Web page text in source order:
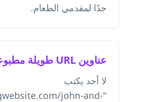
جدًا لمقدمي الطعام.
عناوين URL طويلة مطبوعة
لا أحد يكتب
john-and-